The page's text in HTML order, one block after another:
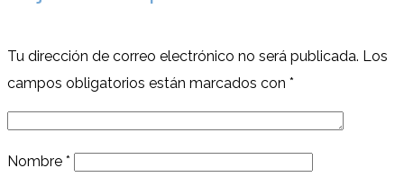
Tu dirección de correo electrónico no será publicada. Los
campos obligatorios están marcados con *
Nombre *